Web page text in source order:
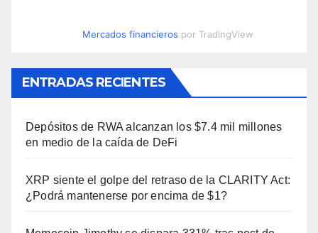
Mercados financieros por TradingView
ENTRADAS RECIENTES
Depósitos de RWA alcanzan los $7.4 mil millones
en medio de la caída de DeFi
XRP siente el golpe del retraso de la CLARITY Act:
¿Podrá mantenerse por encima de $1?